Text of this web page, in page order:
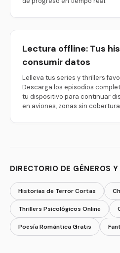
Lectura offline: Tus
consumir datos
Lelleva tus series y thrillers
Descarga los episodios
tu dispositivo para continuar
en aviones, zonas sin
DIRECTORIO DE GÉNEROS
Historias de Terror Cortas
Thrillers Psicológicos Online
Poesía Romántica Gratis